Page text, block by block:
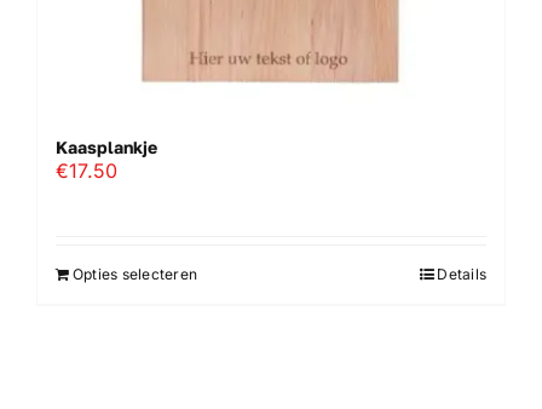
Kaasplankje
€17.50
Opties selecteren Details